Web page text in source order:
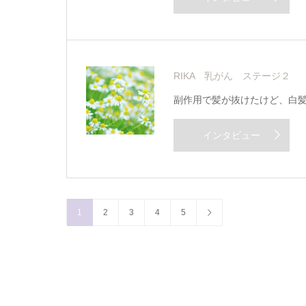
RIKA 乳がん ステージ２
副作用で髪が抜けたけど、白
インタビュー
1 2 3 4 5